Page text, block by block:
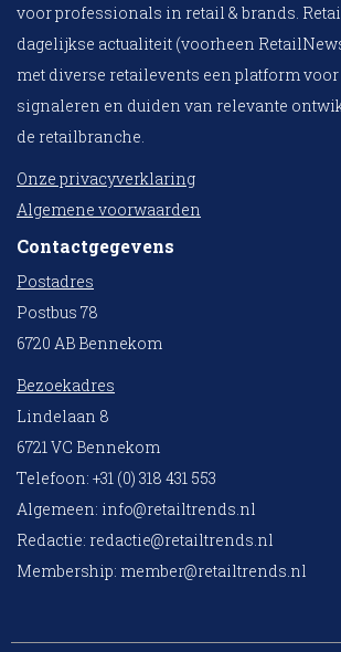
voor professionals in retail & brands.
dagelijkse actualiteit (voorheen
met diverse retailevents een platform voor
signaleren en duiden van relevante
de retailbranche.
Onze privacyverklaring
Algemene voorwaarden
Contactgegevens
Postadres
Postbus 78
6720 AB Bennekom
Bezoekadres
Lindelaan 8
6721 VC Bennekom
Telefoon: +31 (0) 318 431 553
Algemeen: info@retailtrends.nl
Redactie: redactie@retailtrends.nl
Membership: member@retailtrends.nl